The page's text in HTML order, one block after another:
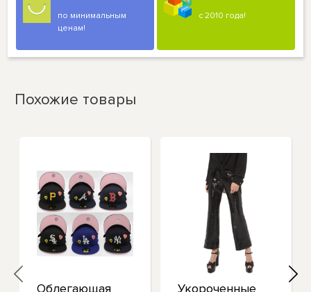
по минимальным
ценам!
с 2010 года!
Похожие товары
Облегающая
Укороченные